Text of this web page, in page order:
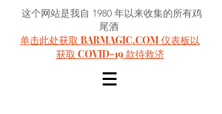
这个网站是我自 1980 年以来收集的所有鸡
尾酒
单击此处获取 BARMAGIC.COM 仪表板以
获取 COVID-19 款待救济